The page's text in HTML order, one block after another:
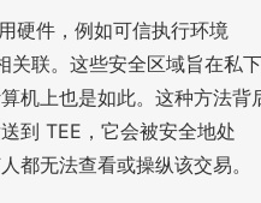
硬件，例如可信执行环境
关联。这些安全区域旨在私下
机上也是如此。这种方法背
到 TEE，它会被安全地处
都无法查看或操纵该交易。